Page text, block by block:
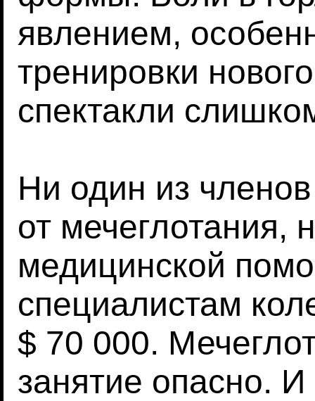
явлением,
тренировки
спектакли
Ни один из
от мечеглотания,
медицинской
специалистам
$ 70 000.
занятие опасно. И